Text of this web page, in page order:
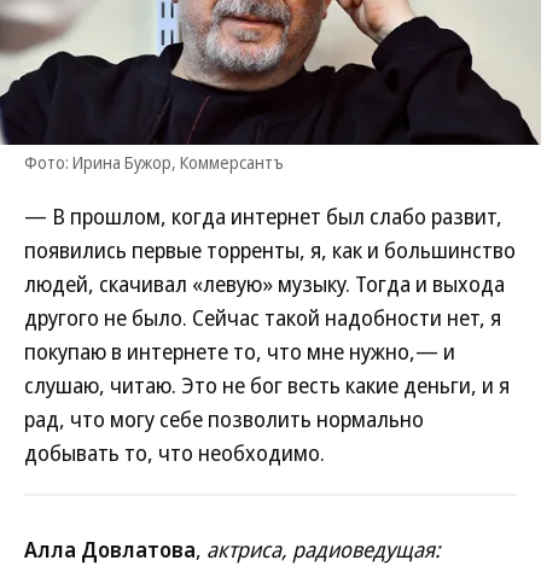
Фото: Ирина Бужор, Коммерсантъ
— В прошлом, когда интернет был слабо развит,
появились первые торренты, я, как и большинство
людей, скачивал «левую» музыку. Тогда и выхода
другого не было. Сейчас такой надобности нет, я
покупаю в интернете то, что мне нужно,— и
слушаю, читаю. Это не бог весть какие деньги, и я
рад, что могу себе позволить нормально
добывать то, что необходимо.
Алла Довлатова, актриса, радиоведущая: